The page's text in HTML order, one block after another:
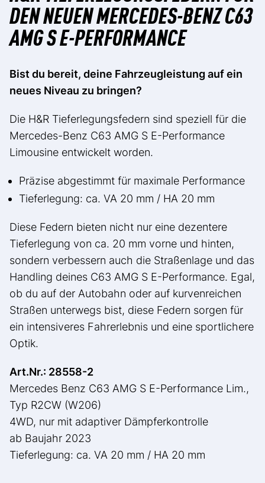
DEN NEUEN MERCEDES-BENZ C63
AMG S E-PERFORMANCE
Bist du bereit, deine Fahrzeugleistung auf ein
neues Niveau zu bringen?
Die H&R Tieferlegungsfedern sind speziell für die
Mercedes-Benz C63 AMG S E-Performance
Limousine entwickelt worden.
Präzise abgestimmt für maximale Performance
Tieferlegung: ca. VA 20 mm / HA 20 mm
Diese Federn bieten nicht nur eine dezentere
Tieferlegung von ca. 20 mm vorne und hinten,
sondern verbessern auch die Straßenlage und das
Handling deines C63 AMG S E-Performance. Egal,
ob du auf der Autobahn oder auf kurvenreichen
Straßen unterwegs bist, diese Federn sorgen für
ein intensiveres Fahrerlebnis und eine sportlichere
Optik.
Art.Nr.: 28558-2
Mercedes Benz C63 AMG S E-Performance Lim.,
Typ R2CW (W206)
4WD, nur mit adaptiver Dämpferkontrolle
ab Baujahr 2023
Tieferlegung: ca. VA 20 mm / HA 20 mm